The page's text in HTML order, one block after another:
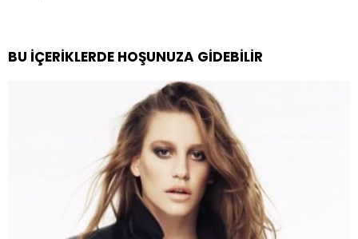
BU İÇERIKLERDE HOŞUNUZA GIDEBILIR